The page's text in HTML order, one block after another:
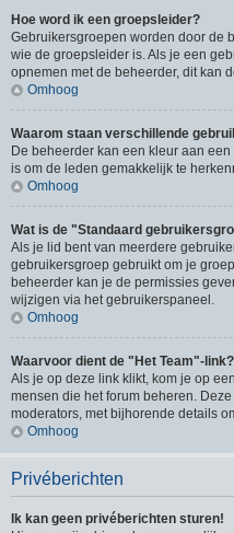
Hoe word ik een groepsleider?
Gebruikersgroepen worden door de
wie de groepsleider is. Als je een
opnemen met de beheerder, dit kan
Omhoog
Waarom staan verschillende
De beheerder kan een kleur aan
is om de leden gemakkelijk te
Omhoog
Wat is de "Standaard
Als je lid bent van meerdere
gebruikersgroep gebruikt om je
beheerder kan je de permissies
wijzigen via het gebruikerspaneel.
Omhoog
Waarvoor dient de "Het Team"-link?
Als je op deze link klikt, kom je op
mensen die het forum beheren.
moderators, met bijhorende details
Omhoog
Privéberichten
Ik kan geen privéberichten sturen!